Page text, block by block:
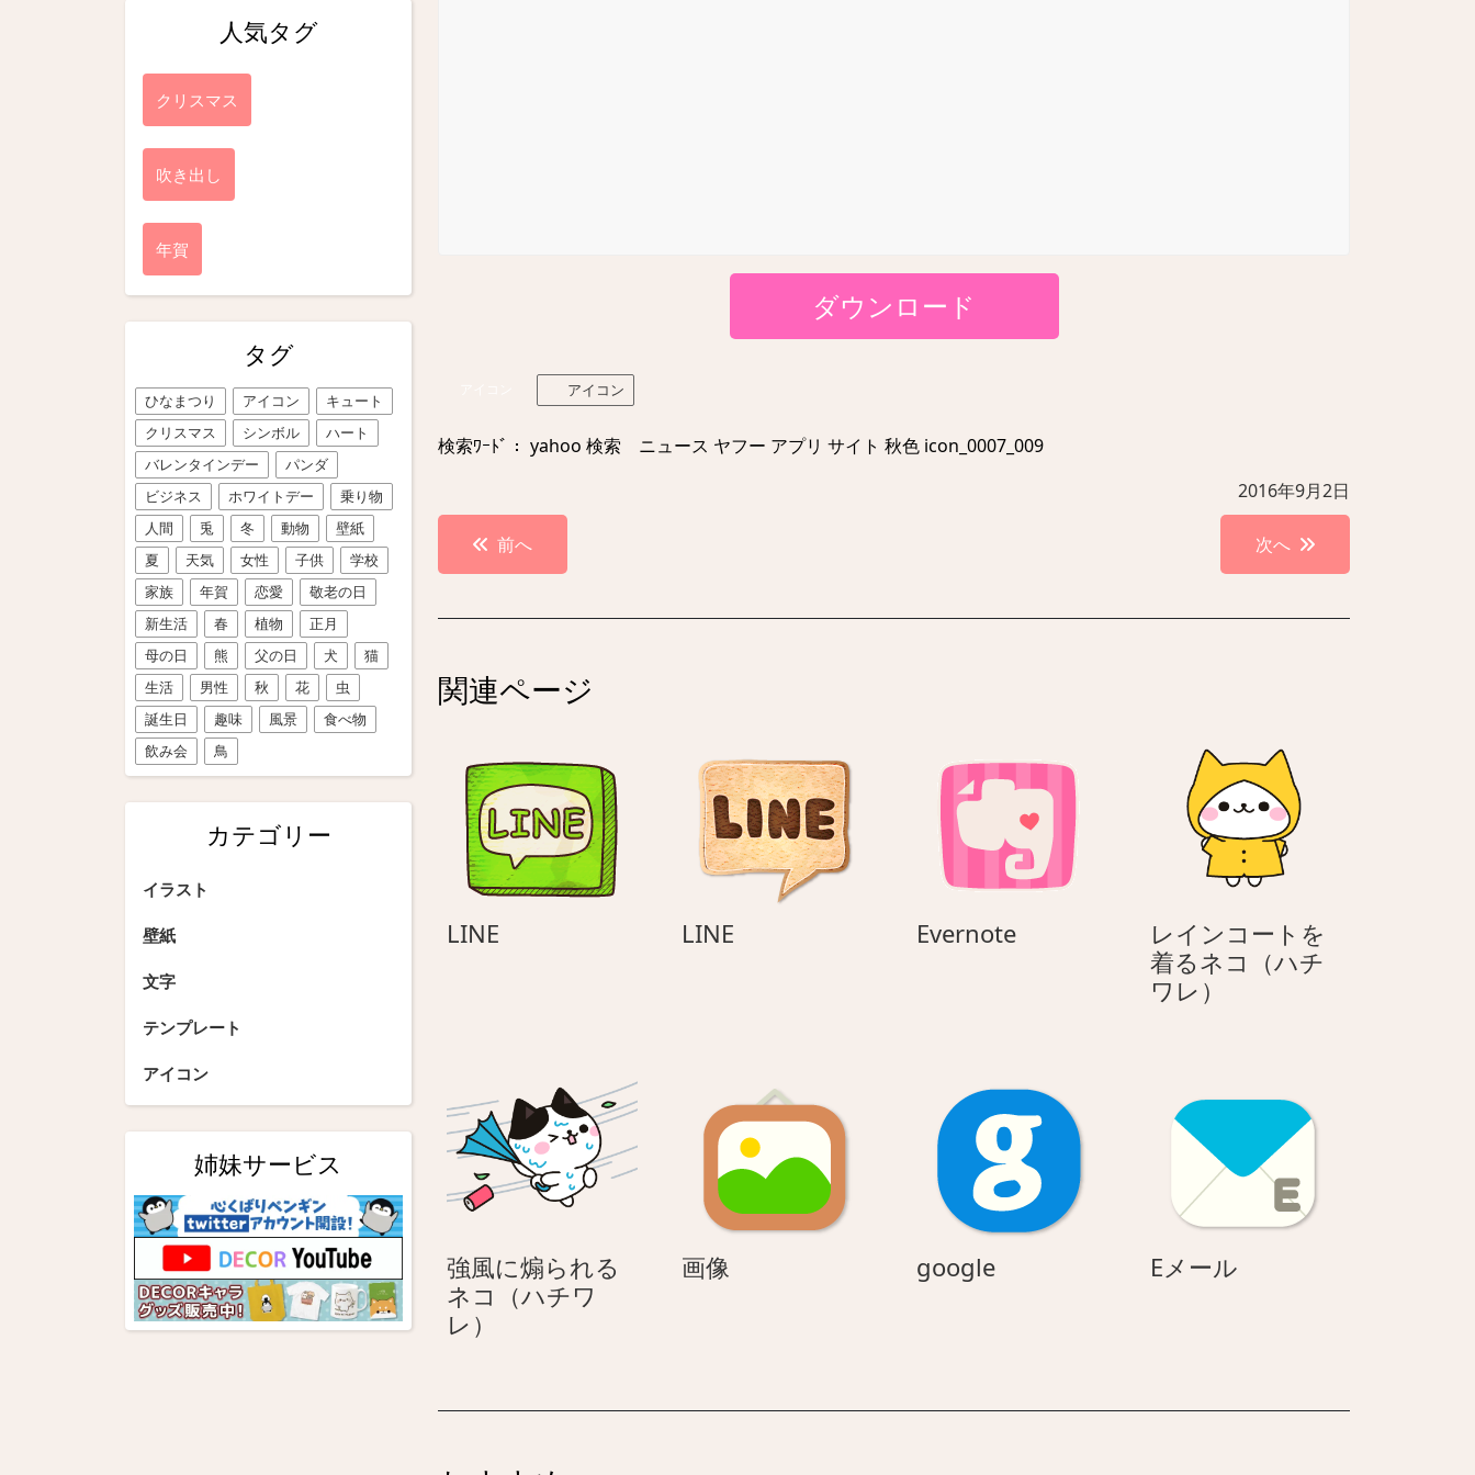
人気タグ
クリスマス
吹き出し
年賀
タグ
ひなまつり アイコン
キュート
クリスマス
シンボル
ハート
バレンタインデー
パンダ
ビジネス
ホワイトデー
乗り物
人間
兎 冬 動物
壁紙
夏
天気 女性 子供
学校
家族
年賀 恋愛
敬老の日
新生活
春 植物
正月
母の日
熊 父の日 犬
猫
生活
男性 秋 花
虫
誕生日
趣味 風景
食べ物
飲み会
鳥
カテゴリー
イラスト
壁紙
文字
テンプレート
アイコン
姉妹サービス
ダウンロード
アイコン
検索ﾜｰﾄﾞ： yahoo 検索 ニュース ヤフー アプリ サイト 秋色 icon_0007_009
2016年9月2日
投
稿
ナ
ゲ
シ
ョ
ン
前へ 次へ
関連ページ
LINE LINELINE EvernoteEvernote
レインコートを
着るネコ（ハチ
ワレ）
ー
を
着
コ
強風に煽られる
ネコ（ハチワ
レ）
煽
れ
画像 googlegoogle Eメール